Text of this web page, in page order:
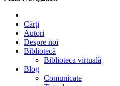
Cărți
Autori
Despre noi
Bibliotecă
Biblioteca virtuală
Blog
Comunicate